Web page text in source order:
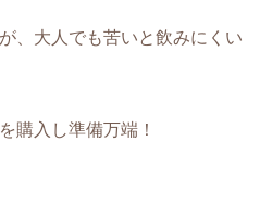
、大人でも苦いと飲みにくい
購入し準備万端！